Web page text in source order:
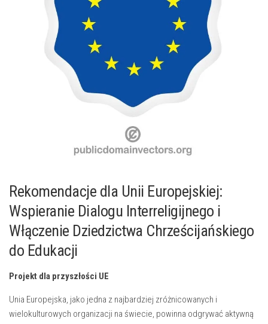
Rekomendacje​ dla Unii Europejskiej:
Wspieranie Dialogu Interreligijnego i
Włączenie Dziedzictwa​ Chrześcijańskiego
do Edukacji
Projekt dla przyszłości UE
Unia Europejska, jako jedna z ⁢najbardziej zróżnicowanych i
⁤wielokulturowych organizacji na świecie,⁤ powinna odgrywać aktywną